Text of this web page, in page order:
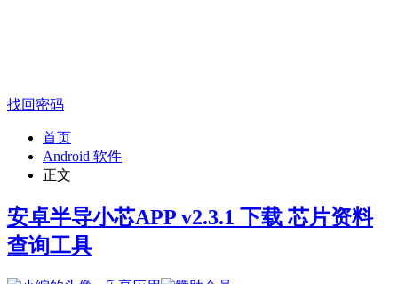
找回密码
首页
Android 软件
正文
安卓半导小芯APP v2.3.1 下载 芯片资料
查询工具